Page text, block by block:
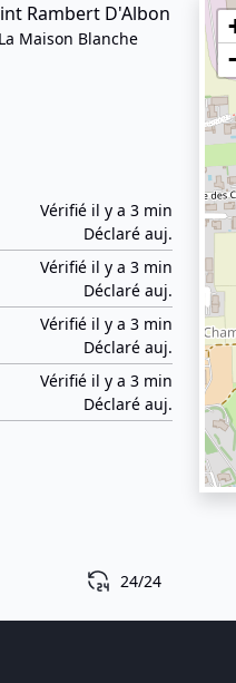
Rambert D'Albon
Maison Blanche
Vérifié il y a 3 min
Déclaré auj.
Vérifié il y a 3 min
Déclaré auj.
Vérifié il y a 3 min
Déclaré auj.
Vérifié il y a 3 min
Déclaré auj.
24/24